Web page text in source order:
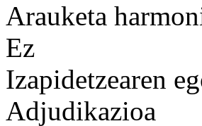
Arauketa
Ez
Izapidetzearen
Adjudikazioa